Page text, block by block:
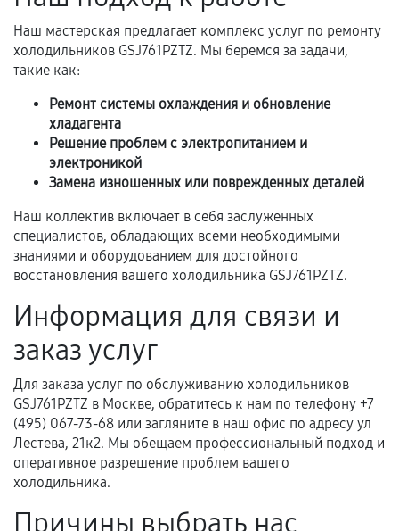
Самостоятельный ремонт или вмешательство
третьих лиц.
Естественный износ деталей, если иное не
Обращение после окончания гарантийного
срока.
Программные сбои, если это не указано в
отдельных условиях.
Если комплектующие куплены
Гарантия на выполненные работы может
сохраняться полностью или частично, если
соблюдены следующие условия:
Предоставленные детали подходят по
техническим параметрам и не имеют внешних
дефектов.
Установка была выполнена нашим сервисным
центром.
При этом гарантия на сами комплектующие
Наш мастерская предлагает комплекс услуг по ремонту
холодильников GSJ761PZTZ. Мы беремся за задачи,
такие как:
Ремонт системы охлаждения и обновление
хладагента
Решение проблем с электропитанием и
электроникой
Замена изношенных или поврежденных деталей
Наш коллектив включает в себя заслуженных
специалистов, обладающих всеми необходимыми
знаниями и оборудованием для достойного
восстановления вашего холодильника GSJ761PZTZ.
Информация для связи и
заказ услуг
Для заказа услуг по обслуживанию холодильников
GSJ761PZTZ в Москве, обратитесь к нам по телефону +7
(495) 067-73-68 или загляните в наш офис по адресу ул
Лестева, 21к2. Мы обещаем профессиональный подход и
оперативное разрешение проблем вашего
холодильника.
Причины выбрать нас